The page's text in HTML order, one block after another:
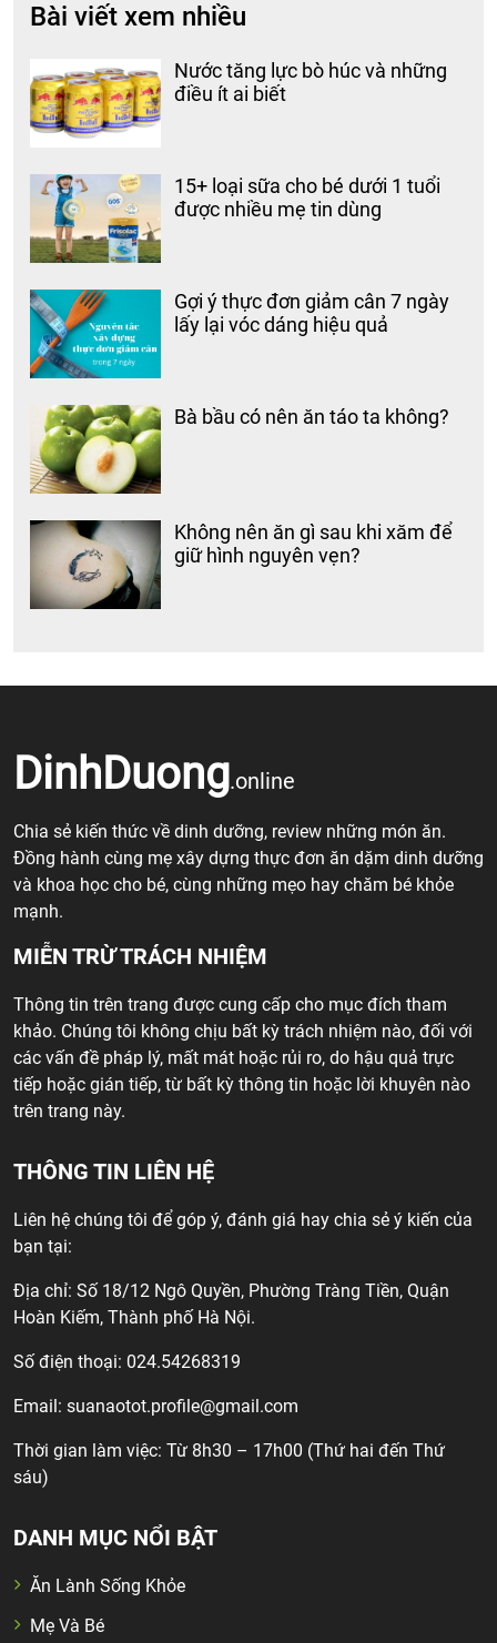
Bài viết xem nhiều
Nước tăng lực bò húc và những
điều ít ai biết
15+ loại sữa cho bé dưới 1 tuổi
được nhiều mẹ tin dùng
Gợi ý thực đơn giảm cân 7 ngày
lấy lại vóc dáng hiệu quả
Bà bầu có nên ăn táo ta không?
Không nên ăn gì sau khi xăm để
giữ hình nguyên vẹn?
DinhDuong.online
Chia sẻ kiến thức về dinh dưỡng, review những món ăn.
Đồng hành cùng mẹ xây dựng thực đơn ăn dặm dinh dưỡng
và khoa học cho bé, cùng những mẹo hay chăm bé khỏe
mạnh.
MIỄN TRỪ TRÁCH NHIỆM
Thông tin trên trang được cung cấp cho mục đích tham
khảo. Chúng tôi không chịu bất kỳ trách nhiệm nào, đối với
các vấn đề pháp lý, mất mát hoặc rủi ro, do hậu quả trực
tiếp hoặc gián tiếp, từ bất kỳ thông tin hoặc lời khuyên nào
trên trang này.
THÔNG TIN LIÊN HỆ
Liên hệ chúng tôi để góp ý, đánh giá hay chia sẻ ý kiến của
bạn tại:
Địa chỉ: Số 18/12 Ngô Quyền, Phường Tràng Tiền, Quận
Hoàn Kiếm, Thành phố Hà Nội.
Số điện thoại: 024.54268319
Email: suanaotot.profile@gmail.com
Thời gian làm việc: Từ 8h30 – 17h00 (Thứ hai đến Thứ
sáu)
DANH MỤC NỔI BẬT
Ăn Lành Sống Khỏe
Mẹ Và Bé